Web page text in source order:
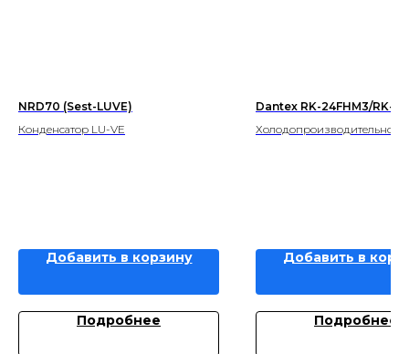
NRD70 (Sest-LUVE)
Конденсатор LU-VE
Добавить в корзину
Подробнее
Dantex RK-24FHM3/RK-
Холодопроизводительность
Добавить в
Подробнее